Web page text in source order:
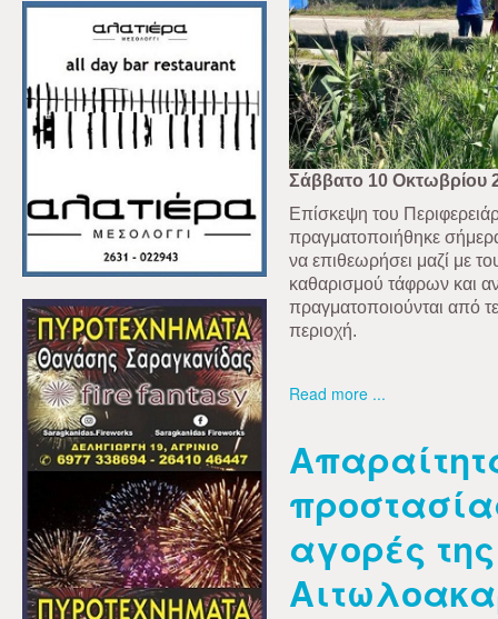
Σάββατο 10 Οκτωβρίου
Επίσκεψη του
πραγματοποιήθηκε
να επιθεωρήσει μαζί με
καθαρισμού τάφρων και
πραγματοποιούνται από
περιοχή.
Read more ...
αγορές